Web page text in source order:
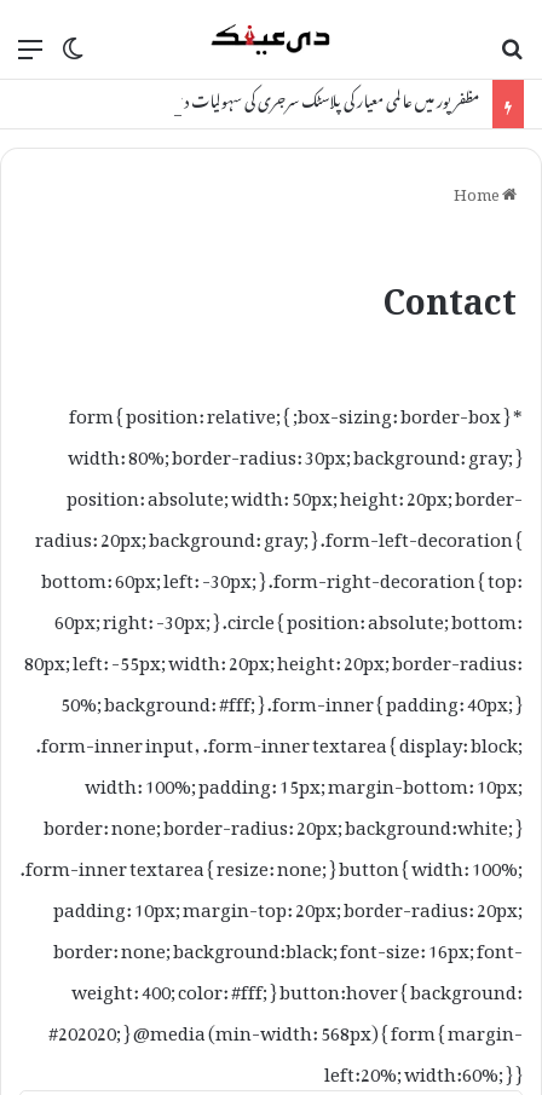
skin
Contact
* { box-sizing: border-box; } form { position: relative;
width: 80%; border-radius: 30px; background: gray; }
position: absolute; width: 50px; height: 20px; border-
radius: 20px; background: gray; } .form-left-decoration {
bottom: 60px; left: -30px; } .form-right-decoration { top:
60px; right: -30px; } .circle { position: absolute; bottom:
80px; left: -55px; width: 20px; height: 20px; border-radius:
50%; background: #fff; } .form-inner { padding: 40px; }
.form-inner input, .form-inner textarea { display: block;
width: 100%; padding: 15px; margin-bottom: 10px;
border: none; border-radius: 20px; background:white; }
.form-inner textarea { resize: none; } button { width: 100%;
padding: 10px; margin-top: 20px; border-radius: 20px;
border: none; background:black; font-size: 16px; font-
weight: 400; color: #fff; } button:hover { background:
#202020; } @media (min-width: 568px) { form { margin-
left:20%; width:60%; } }